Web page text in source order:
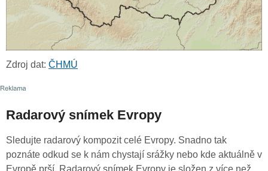
Zdroj dat: ČHMÚ
Radarový snímek Evropy
Sledujte radarový kompozit celé Evropy. Snadno tak
poznáte odkud se k nám chystají srážky nebo kde aktuálně v
Evropě prší. Radarový snímek Evropy je složen z více než